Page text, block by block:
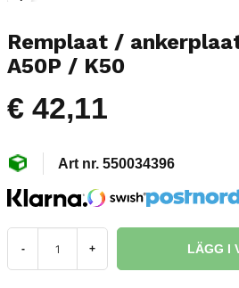
Remplaat /
A50P / K50
€ 42,11
550034396
- + LÄGG I